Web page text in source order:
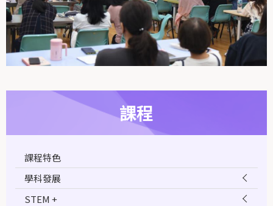
課程
課程特色
學科發展
STEM +